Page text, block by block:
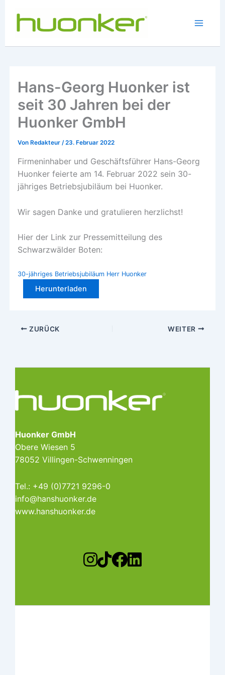
Inhalt
springen
Hans-Georg Huonker ist
seit 30 Jahren bei der
Huonker GmbH
Von Redakteur /23. Februar 2022
Firmeninhaber und Geschäftsführer Hans-Georg
Huonker feierte am 14. Februar 2022 sein 30-
jähriges Betriebsjubiläum bei Huonker.
Wir sagen Danke und gratulieren herzlichst!
Hier der Link zur Pressemitteilung des
Schwarzwälder Boten:
30-jähriges Betriebsjubiläum Herr Huonker
Herunterladen
ZURÜCK WEITER
Huonker GmbH
Obere Wiesen 5
78052 Villingen-Schwenningen
Tel.: +49 (0)7721 9296-0
info@hanshuonker.de
www.hanshuonker.de